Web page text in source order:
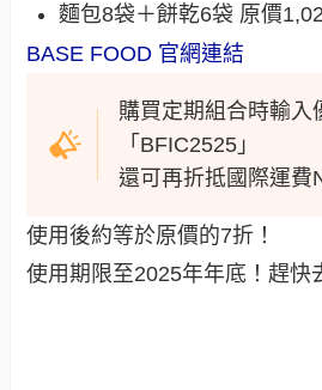
麵包8袋＋餅乾6袋 原價
BASE FOOD 官網連結
購買定期組合時輸入
「BFIC2525」
還可再折抵國際運費
使用後約等於原價的7折！
使用期限至2025年年底！趕快